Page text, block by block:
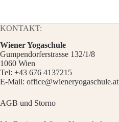
KONTAKT:
Wiener Yogaschule
Gumpendorferstrasse 132/1/8
1060 Wien
Tel: +43 676 4137215
E-Mail: office@wieneryogaschule.at
AGB und Storno